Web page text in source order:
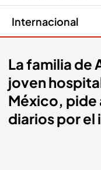
Internacional
La familia de
joven
México,
diarios por el